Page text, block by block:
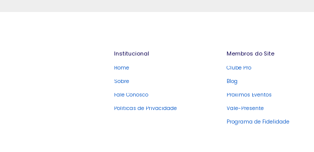
Institucional
Home
Sobre
Fale Conosco
Políticas de Privacidade
Membros do Site
Clube Pro
Blog
Próximos Eventos
Vale-Presente
Programa de Fidelidade